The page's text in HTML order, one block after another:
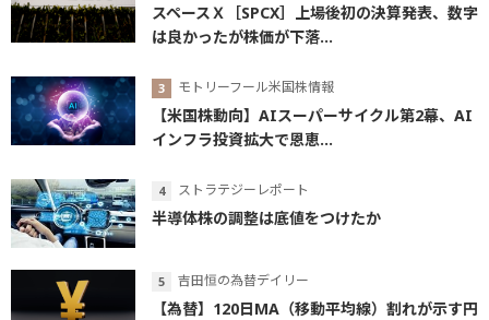
スペースＸ［SPCX］上場後初の決算発表、数字
は良かったが株価が下落...
モトリーフール米国株情報
【米国株動向】AIスーパーサイクル第2幕、AI
インフラ投資拡大で恩恵...
ストラテジーレポート
半導体株の調整は底値をつけたか
吉田恒の為替デイリー
【為替】120日MA（移動平均線）割れが示す円